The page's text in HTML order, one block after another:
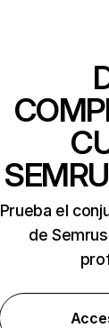
Prueba el
de